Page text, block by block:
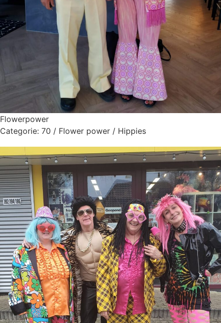
Flowerpower
Categorie: 70 / Flower power / Hippies